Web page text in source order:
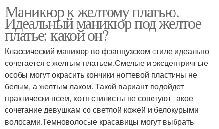
Маникюр к желтому платью.
Идеальный маникюр под желтое
платье: какой он?
Классический маникюр во французском стиле идеально
сочетается с желтым платьем.Смелые и эксцентричные
особы могут окрасить кончики ногтевой пластины не
белым, а желтым лаком. Такой вариант подойдет
практически всем, хотя стилисты не советуют такое
сочетание девушкам со светлой кожей и белокурыми
волосами.Темноволосые красавицы могут выбрать